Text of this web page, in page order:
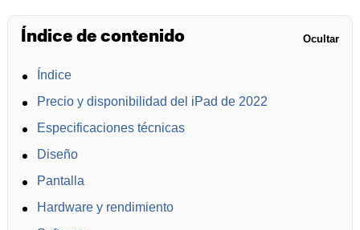
Índice de contenido Ocultar
Índice
Precio y disponibilidad del iPad de 2022
Especificaciones técnicas
Diseño
Pantalla
Hardware y rendimiento